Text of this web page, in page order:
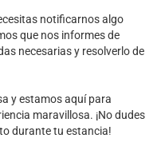
notificarnos algo
que nos informes de
necesarias y resolverlo de
y estamos aquí para
maravillosa. ¡No dudes
durante tu estancia!